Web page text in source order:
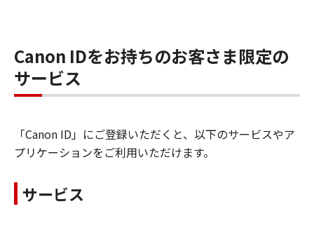
Canon IDをお持ちのお客さま限定の
サービス
「Canon ID」にご登録いただくと、以下のサービスやア
プリケーションをご利用いただけます。
サービス